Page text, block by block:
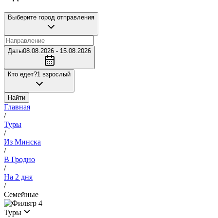
Выберите город отправления
Даты08.08.2026 - 15.08.2026
Кто едет?1 взрослый
Найти
Главная
/
Туры
/
Из Минска
/
В Гродно
/
На 2 дня
/
Семейные
4
Туры